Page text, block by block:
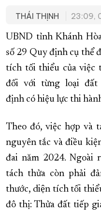
CHUNG TAY CẢI CÁCH HÀNH
XÂY DỰNG NÔNG THÔN MỚI
TÀU - XE - MÁY BAY
KỶ NIỆM 370 NĂM XÂY
KHOẢNH KHẮC ĐẸP XỨ TRẦM
XÂY DỰNG KHÁNH HÒA TRỞ
THÁI THỊNH 23:09,
UBND tỉnh Khánh
số 29 Quy định cụ thể
tích tối thiểu của việc
đối với từng loại
định có hiệu lực thi
Theo đó, việc hợp và
nguyên tắc và điều
đai năm 2024. Ngoài
tách thửa còn phải
thước, diện tích tối
đô thị: Thửa đất tiếp